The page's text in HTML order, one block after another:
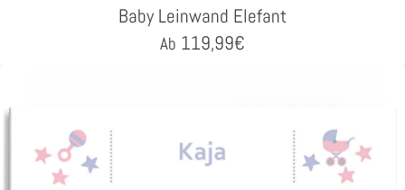
Baby Leinwand Elefant
Ab 119,99€